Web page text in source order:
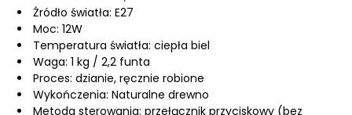
Źródło światła: E27
Moc: 12W
Temperatura światła: ciepła biel
Waga: 1 kg / 2,2 funta
Proces: dzianie, ręcznie robione
Wykończenia: Naturalne drewno
Metoda sterowania: przełącznik przyciskowy (bez